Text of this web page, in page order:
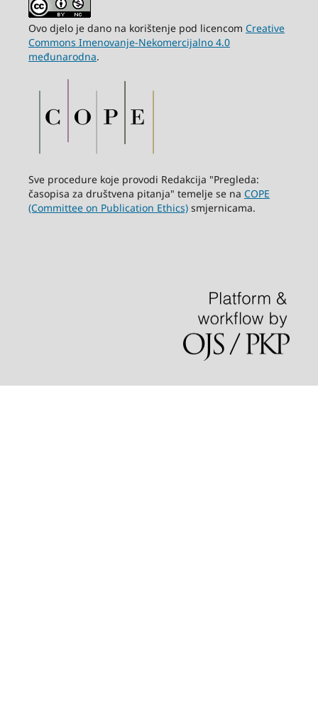
Ovo djelo je dano na korištenje pod licencom Creative
Commons Imenovanje-Nekomercijalno 4.0
međunarodna.
Sve procedure koje provodi Redakcija "Pregleda:
časopisa za društvena pitanja" temelje se na COPE
(Committee on Publication Ethics)smjernicama.